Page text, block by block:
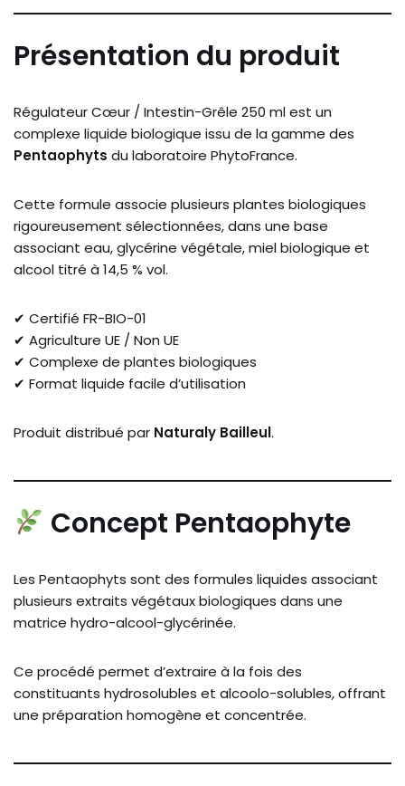
Présentation du produit
Régulateur Cœur / Intestin-Grêle 250 ml est un
complexe liquide biologique issu de la gamme des
Pentaophyts du laboratoire PhytoFrance.
Cette formule associe plusieurs plantes biologiques
rigoureusement sélectionnées, dans une base
associant eau, glycérine végétale, miel biologique et
alcool titré à 14,5 % vol.
✔ Certifié FR-BIO-01
✔ Agriculture UE / Non UE
✔ Complexe de plantes biologiques
✔ Format liquide facile d’utilisation
Produit distribué par Naturaly Bailleul.
Concept Pentaophyte
Les Pentaophyts sont des formules liquides associant
plusieurs extraits végétaux biologiques dans une
matrice hydro-alcool-glycérinée.
Ce procédé permet d’extraire à la fois des
constituants hydrosolubles et alcoolo-solubles, offrant
une préparation homogène et concentrée.